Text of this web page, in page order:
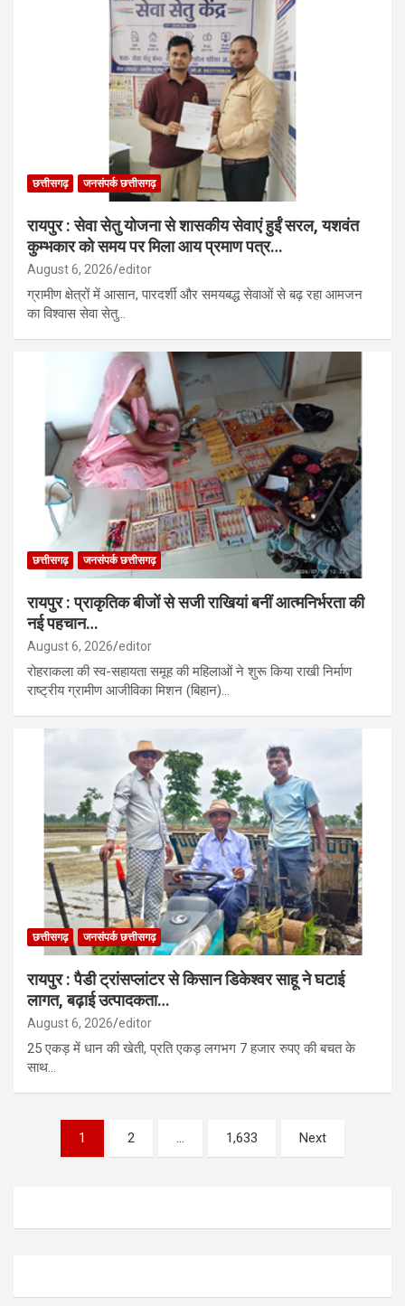
छत्तीसगढ़ जनसंपर्क छत्तीसगढ़
रायपुर : सेवा सेतु योजना से शासकीय सेवाएं हुईं सरल, यशवंत
कुम्भकार को समय पर मिला आय प्रमाण पत्र…
August 6, 2026 editor
ग्रामीण क्षेत्रों में आसान, पारदर्शी और समयबद्ध सेवाओं से बढ़ रहा आमजन
का विश्वास सेवा सेतु…
छत्तीसगढ़ जनसंपर्क छत्तीसगढ़
रायपुर : प्राकृतिक बीजों से सजी राखियां बनीं आत्मनिर्भरता की
नई पहचान…
August 6, 2026 editor
रोहराकला की स्व-सहायता समूह की महिलाओं ने शुरू किया राखी निर्माण
राष्ट्रीय ग्रामीण आजीविका मिशन (बिहान)…
छत्तीसगढ़ जनसंपर्क छत्तीसगढ़
रायपुर : पैडी ट्रांसप्लांटर से किसान डिकेश्वर साहू ने घटाई
लागत, बढ़ाई उत्पादकता…
August 6, 2026 editor
25 एकड़ में धान की खेती, प्रति एकड़ लगभग 7 हजार रुपए की बचत के
साथ…
pagination
1 2 … 1,633 Next